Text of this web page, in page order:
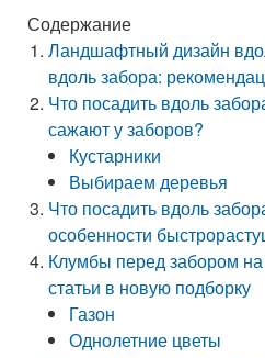
Содержание
Ландшафтный дизайн
вдоль забора:
Что посадить вдоль
сажают у заборов?
Кустарники
Выбираем деревья
Что посадить вдоль
особенности
Клумбы перед забором
статьи в новую подборку
Газон
Однолетние цветы